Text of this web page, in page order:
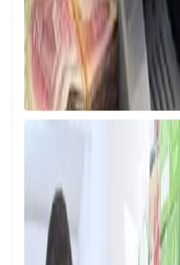
الموظفين لهذا اليوم